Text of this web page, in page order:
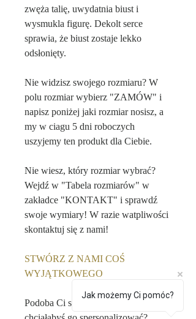
zwęża talię, uwydatnia biust i
wysmukla figurę. Dekolt serce
sprawia, że biust zostaje lekko
odsłonięty.
Nie widzisz swojego rozmiaru? W
polu rozmiar wybierz "ZAMÓW" i
napisz poniżej jaki rozmiar nosisz, a
my w ciagu 5 dni roboczych
uszyjemy ten produkt dla Ciebie.
Nie wiesz, który rozmiar wybrać?
Wejdź w "Tabela rozmiarów" w
zakładce "KONTAKT" i sprawdź
swoje wymiary! W razie watpliwości
skontaktuj się z nami!
STWÓRZ Z NAMI COŚ
WYJĄTKOWEGO
Podoba Ci się ten produkt, ale
Jak możemy Ci pomóc?